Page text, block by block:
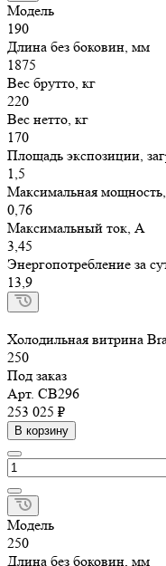
Модель
190
Длина без боковин, мм
1875
Вес брутто, кг
220
Вес нетто, кг
170
Площадь экспозиции,
1,5
Максимальная
0,76
Максимальный ток, А
3,45
Энергопотребление за
13,9
Холодильная витрина
250
Под заказ
Арт. СВ296
253 025 ₽
В корзину
Модель
250
Длина без боковин, мм